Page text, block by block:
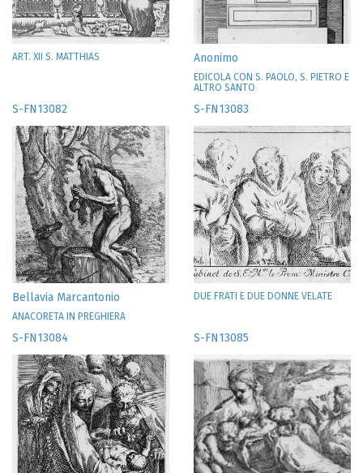
ART. XII S. MATTHIAS Anonimo
EDICOLA CON S. PAOLO, S. PIETRO E
ALTRO SANTO
S-FN13082
Bellavia Marcantonio
ANACORETA IN PREGHIERA
S-FN13083
DUE FRATI E DUE DONNE VELATE
S-FN13084 S-FN13085